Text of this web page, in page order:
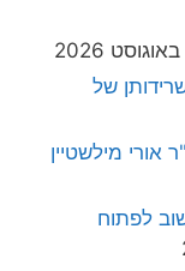
של
אורי מילשטיין
לפתוח